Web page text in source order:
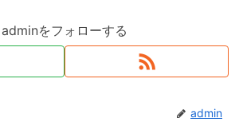
adminをフォローする
admin